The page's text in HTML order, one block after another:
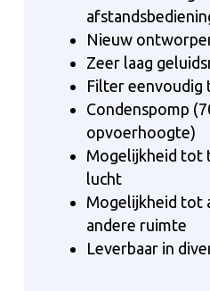
Nieuw
Zeer laag
Filter eenvoudig
Condenspomp
opvoerhoogte)
Mogelijkheid tot
lucht
Mogelijkheid tot
andere ruimte
Leverbaar in